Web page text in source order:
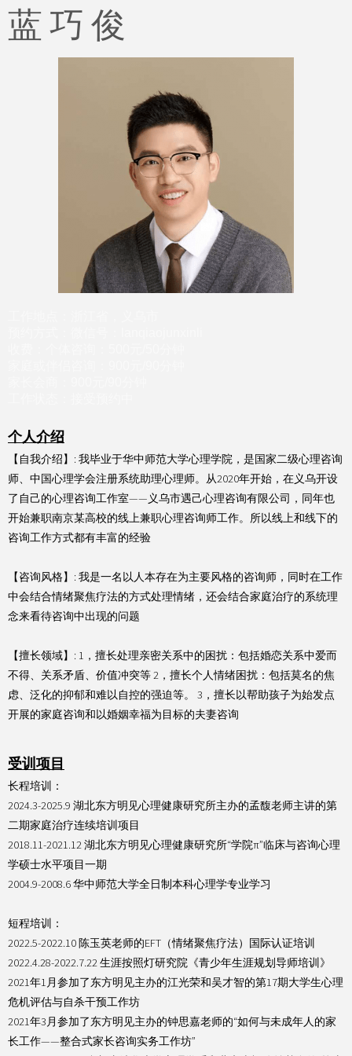
蓝 巧 俊
个人介绍
【自我介绍】: 我毕业于华中师范大学心理学院，是国家二级心理咨询
师、中国心理学会注册系统助理心理师。从2020年开始，在义乌开设
了自己的心理咨询工作室——义乌市遇己心理咨询有限公司，同年也
开始兼职南京某高校的线上兼职心理咨询师工作。所以线上和线下的
咨询工作方式都有丰富的经验
【咨询风格】: 我是一名以人本存在为主要风格的咨询师，同时在工作
中会结合情绪聚焦疗法的方式处理情绪，还会结合家庭治疗的系统理
念来看待咨询中出现的问题
【擅长领域】: 1，擅长处理亲密关系中的困扰：包括婚恋关系中爱而
不得、关系矛盾、价值冲突等 2，擅长个人情绪困扰：包括莫名的焦
虑、泛化的抑郁和难以自控的强迫等。 3，擅长以帮助孩子为始发点
开展的家庭咨询和以婚姻幸福为目标的夫妻咨询
受训项目
长程培训：
2024.3-2025.9 湖北东方明见心理健康研究所主办的孟馥老师主讲的第
二期家庭治疗连续培训项目
2018.11-2021.12 湖北东方明见心理健康研究所“学院π”临床与咨询心理
学硕士水平项目一期
2004.9-2008.6 华中师范大学全日制本科心理学专业学习
短程培训：
2022.5-2022.10 陈玉英老师的EFT（情绪聚焦疗法）国际认证培训
2022.4.28-2022.7.22 生涯按照灯研究院《青少年生涯规划导师培训》
2021年1月参加了东方明见主办的江光荣和吴才智的第17期大学生心理
危机评估与自杀干预工作坊
2021年3月参加了东方明见主办的钟思嘉老师的“如何与未成年人的家
长工作——整合式家长咨询实务工作坊”